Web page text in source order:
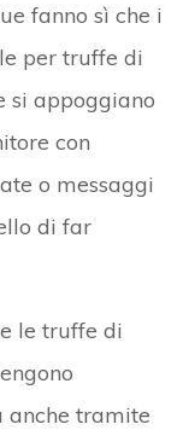
fanno sì che i
per truffe di
si appoggiano
con
o messaggi
di far
le truffe di
anche tramite